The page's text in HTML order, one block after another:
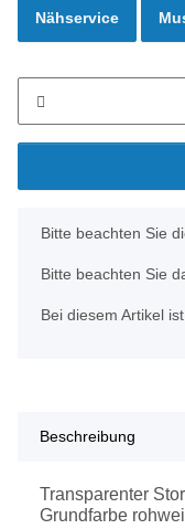
Nähservice
x
Bitte beachten Sie
Bitte beachten Sie
Bei diesem Artikel
Beschreibung
Transparenter
Grundfarbe